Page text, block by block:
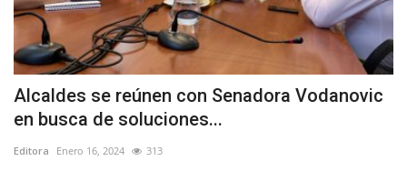
Alcaldes se reúnen con Senadora Vodanovic
en busca de soluciones...
Editora Enero 16, 2024 313